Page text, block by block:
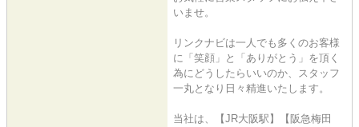
いませ。
リンクナビは一人でも多くのお客様
に「笑顔」と「ありがとう」を頂く
為にどうしたらいいのか、スタッフ
一丸となり日々精進いたします。
当社は、【JR大阪駅】【阪急梅田